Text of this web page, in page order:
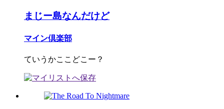
まじー島なんだけど
マイン倶楽部
ていうかここどこー？